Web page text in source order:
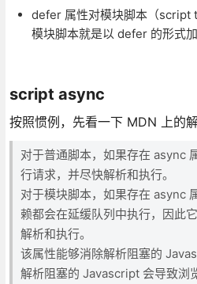
defer 属性对模块脚本（script
模块脚本就是以 defer 的形式加
script async
按照惯例，先看一下 MDN 上的解
对于普通脚本，如果存在 async
行请求，并尽快解析和执行。
对于模块脚本，如果存在 async
赖都会在延缓队列中执行，因此
解析和执行。
该属性能够消除解析阻塞的
解析阻塞的 Javascript 会导致浏